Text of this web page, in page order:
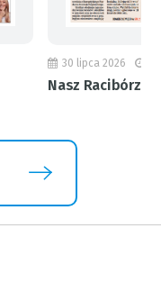
30 lipca 2026
Nasz Racibórz